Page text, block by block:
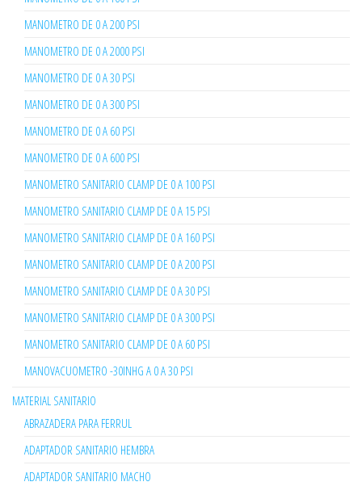
MANOMETRO DE 0 A 200 PSI
MANOMETRO DE 0 A 2000 PSI
MANOMETRO DE 0 A 30 PSI
MANOMETRO DE 0 A 300 PSI
MANOMETRO DE 0 A 60 PSI
MANOMETRO DE 0 A 600 PSI
MANOMETRO SANITARIO CLAMP DE 0 A 100 PSI
MANOMETRO SANITARIO CLAMP DE 0 A 15 PSI
MANOMETRO SANITARIO CLAMP DE 0 A 160 PSI
MANOMETRO SANITARIO CLAMP DE 0 A 200 PSI
MANOMETRO SANITARIO CLAMP DE 0 A 30 PSI
MANOMETRO SANITARIO CLAMP DE 0 A 300 PSI
MANOMETRO SANITARIO CLAMP DE 0 A 60 PSI
MANOVACUOMETRO -30INHG A 0 A 30 PSI
MATERIAL SANITARIO
ABRAZADERA PARA FERRUL
ADAPTADOR SANITARIO HEMBRA
ADAPTADOR SANITARIO MACHO